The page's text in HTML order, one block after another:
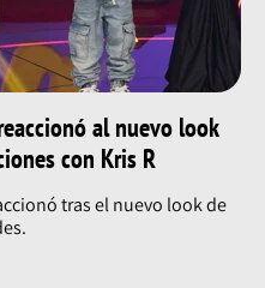
al nuevo look
con Kris R
tras el nuevo look de